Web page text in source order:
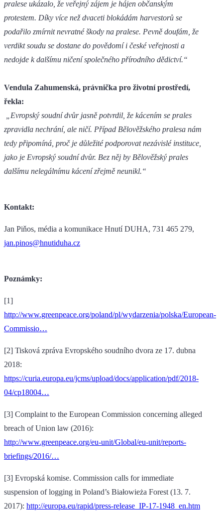
pralese ukázalo, že veřejný zájem je hájen občanským
protestem. Díky více než dvaceti blokádám harvestorů se
podařilo zmírnit nevratné škody na pralese. Pevně doufám, že
verdikt soudu se dostane do povědomí i české veřejnosti a
nedojde k dalšímu ničení společného přírodního dědictví.“
Vendula Zahumenská, právnička pro životní prostředí,
řekla:
„Evropský soudní dvůr jasně potvrdil, že kácením se prales
zpravidla nechrání, ale ničí. Případ Bělověžského pralesa nám
tedy připomíná, proč je důležité podporovat nezávislé instituce,
jako je Evropský soudní dvůr. Bez něj by Bělověžský prales
dalšímu nelegálnímu kácení zřejmě neunikl.“
Kontakt:
Jan Piňos, média a komunikace Hnutí DUHA, 731 465 279,
jan.pinos@hnutiduha.cz
Poznámky:
[1]
http://www.greenpeace.org/poland/pl/wydarzenia/polska/European-
Commissio…
[2] Tisková zpráva Evropského soudního dvora ze 17. dubna
2018:
https://curia.europa.eu/jcms/upload/docs/application/pdf/2018-
04/cp18004…
[3] Complaint to the European Commission concerning alleged
breach of Union law (2016):
http://www.greenpeace.org/eu-unit/Global/eu-unit/reports-
briefings/2016/…
[3] Evropská komise. Commission calls for immediate
suspension of logging in Poland’s Białowieża Forest (13. 7.
2017): http://europa.eu/rapid/press-release_IP-17-1948_en.htm